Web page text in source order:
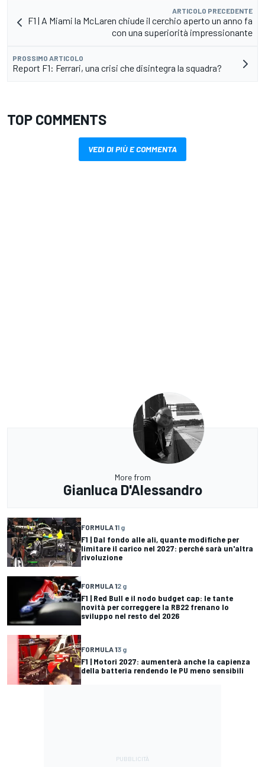
ARTICOLO PRECEDENTE
F1 | A Miami la McLaren chiude il cerchio aperto un anno fa
con una superiorità impressionante
PROSSIMO ARTICOLO
Report F1: Ferrari, una crisi che disintegra la squadra?
TOP COMMENTS
VEDI DI PIÙ E COMMENTA
More from
Gianluca D'Alessandro
FORMULA 11 g
F1 | Dal fondo alle ali, quante modifiche per
limitare il carico nel 2027: perché sarà un'altra
rivoluzione
FORMULA 12 g
F1 | Red Bull e il nodo budget cap: le tante
novità per correggere la RB22 frenano lo
sviluppo nel resto del 2026
FORMULA 13 g
F1 | Motori 2027: aumenterà anche la capienza
della batteria rendendo le PU meno sensibili